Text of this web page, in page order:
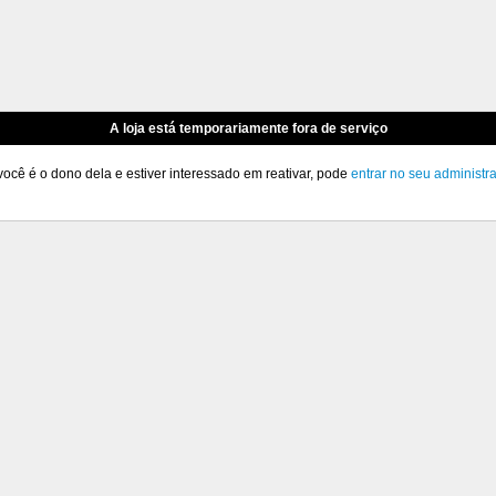
A loja está temporariamente fora de serviço
é o dono dela e estiver interessado em reativar, pode entrar no seu